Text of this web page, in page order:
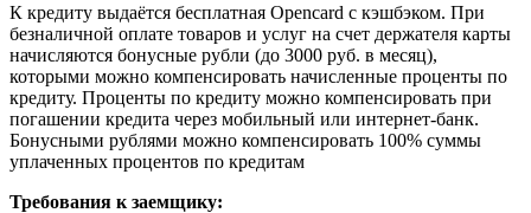
К кредиту выдаётся бесплатная Opencard с кэшбэком. При
безналичной оплате товаров и услуг на счет держателя карты
начисляются бонусные рубли (до 3000 руб. в месяц),
которыми можно компенсировать начисленные проценты по
кредиту. Проценты по кредиту можно компенсировать при
погашении кредита через мобильный или интернет-банк.
Бонусными рублями можно компенсировать 100% суммы
уплаченных процентов по кредитам
Требования к заемщику: